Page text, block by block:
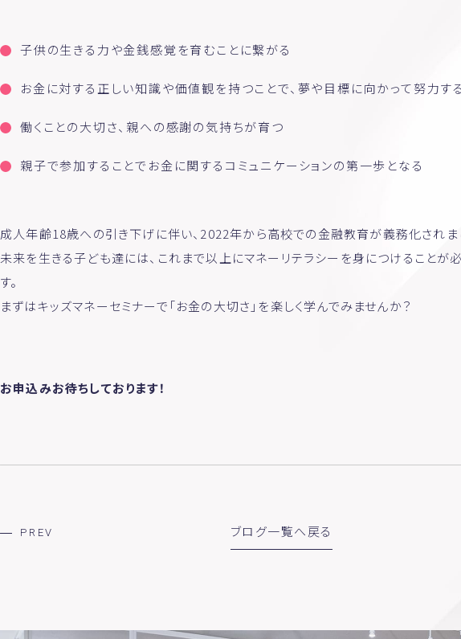
子供の生きる力や金銭感覚を育むことに繋がる
お金に対する正しい知識や価値観を持つことで、夢や目標に向かって努力す
働くことの大切さ、親への感謝の気持ちが育つ
親子で参加することでお金に関するコミュニケーションの第一歩となる
成人年齢18歳への引き下げに伴い、2022年から高校での金融教育が義務化されま
未来を生きる子ども達には、これまで以上にマネーリテラシーを身につけることが
す。
まずはキッズマネーセミナーで「お金の大切さ」を楽しく学んでみませんか？
お申込みお待ちしております！
PREV ブログ一覧へ戻る